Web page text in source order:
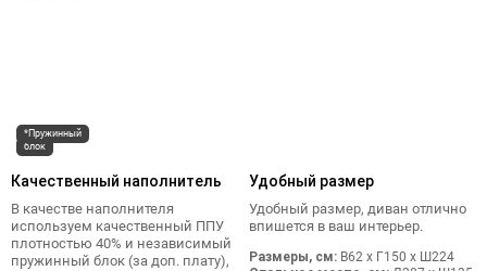
*Пружинный
блок
Качественный наполнитель
В качестве наполнителя
используем качественный ППУ
плотностью 40% и независимый
пружинный блок (за доп. плату),
Удобный размер
Удобный размер, диван отлично
впишется в ваш интерьер.
Размеры, см: В62 x Г150 x Ш224